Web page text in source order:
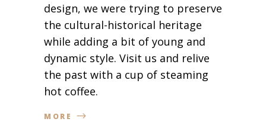
design, we were trying to preserve
the cultural-historical heritage
while adding a bit of young and
dynamic style. Visit us and relive
the past with a cup of steaming
hot coffee.
MORE